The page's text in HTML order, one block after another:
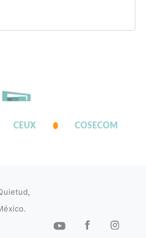
CEUX COSECOM